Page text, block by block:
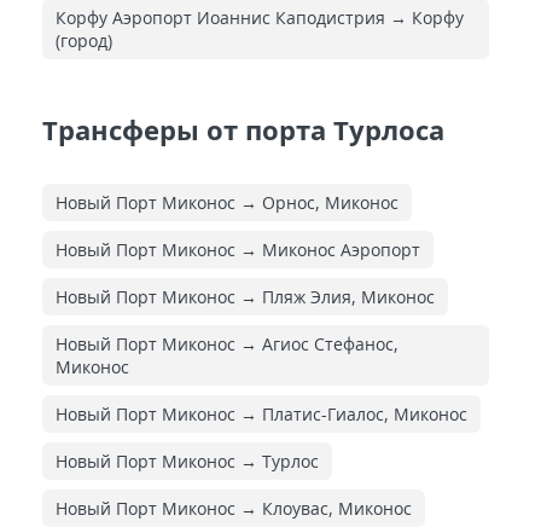
Корфу Аэропорт Иоаннис Каподистрия → Корфу
(город)
Трансферы от порта Турлоса
Новый Порт Миконос → Орнос, Миконос
Новый Порт Миконос → Миконос Аэропорт
Новый Порт Миконос → Пляж Элия, Миконос
Новый Порт Миконос → Агиос Стефанос,
Миконос
Новый Порт Миконос → Платис-Гиалос, Миконос
Новый Порт Миконос → Турлос
Новый Порт Миконос → Клоувас, Миконос